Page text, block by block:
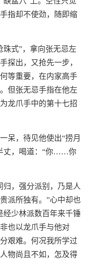
指却不使劲，随即缩
珠式”，拿向张无忌左
探出，又抢先一步，
等重要，在内家高手
但张无忌手指在他左
龙爪手中的第十七招
呆，待见他使出“捞月
丈，喝道：“你……你
归，强分派别，乃是人
派所独有。”心中却也
经少林派数百年来千锤
也以龙爪手与他对
艰难。何况我所学过
物尚且不如，怎及得